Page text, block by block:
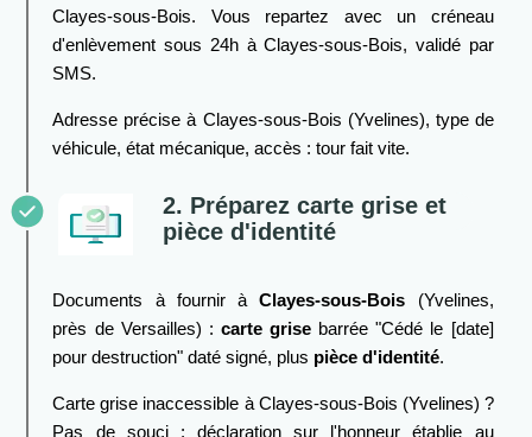
Clayes-sous-Bois. Vous repartez avec un créneau
d'enlèvement sous 24h à Clayes-sous-Bois, validé par
SMS.
Adresse précise à Clayes-sous-Bois (Yvelines), type de
véhicule, état mécanique, accès : tour fait vite.
2. Préparez carte grise et
pièce d'identité
Documents à fournir àClayes-sous-Bois (Yvelines,
près de Versailles) : carte grise barrée "Cédé le [date]
pour destruction" daté signé, plus pièce d'identité.
Carte grise inaccessible à Clayes-sous-Bois (Yvelines) ?
Pas de souci : déclaration sur l'honneur établie au